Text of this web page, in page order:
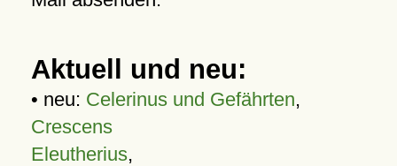
Aktuell und neu:
• neu: Celerinus und Gefährten,
Crescens
Eleutherius,